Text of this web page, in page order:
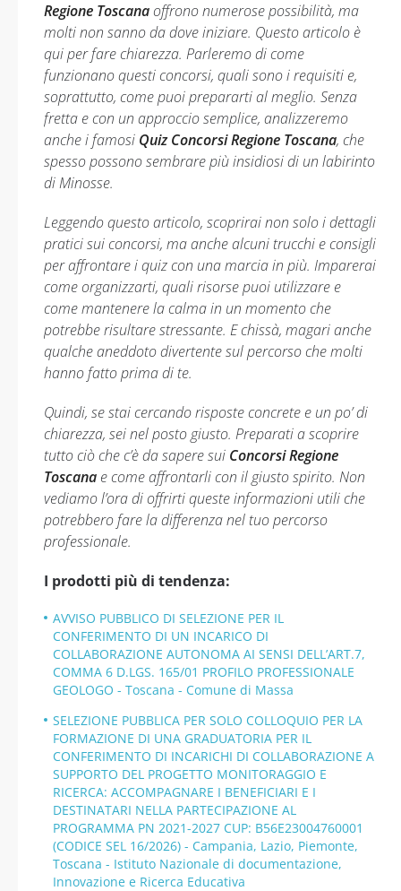
Regione Toscanaoffrono numerose possibilità, ma
molti non sanno da dove iniziare. Questo articolo è
qui per fare chiarezza. Parleremo di come
funzionano questi concorsi, quali sono i requisiti e,
soprattutto, come puoi prepararti al meglio. Senza
fretta e con un approccio semplice, analizzeremo
anche i famosi Quiz Concorsi Regione Toscana, che
spesso possono sembrare più insidiosi di un labirinto
di Minosse.
Leggendo questo articolo, scoprirai non solo i dettagli
pratici sui concorsi, ma anche alcuni trucchi e consigli
per affrontare i quiz con una marcia in più. Imparerai
come organizzarti, quali risorse puoi utilizzare e
come mantenere la calma in un momento che
potrebbe risultare stressante. E chissà, magari anche
qualche aneddoto divertente sul percorso che molti
hanno fatto prima di te.
Quindi, se stai cercando risposte concrete e un po’ di
chiarezza, sei nel posto giusto. Preparati a scoprire
tutto ciò che c’è da sapere sui Concorsi Regione
Toscana e come affrontarli con il giusto spirito. Non
vediamo l’ora di offrirti queste informazioni utili che
potrebbero fare la differenza nel tuo percorso
professionale.
I prodotti più di tendenza:
AVVISO PUBBLICO DI SELEZIONE PER IL
CONFERIMENTO DI UN INCARICO DI
COLLABORAZIONE AUTONOMA AI SENSI DELL’ART.7,
COMMA 6 D.LGS. 165/01 PROFILO PROFESSIONALE
GEOLOGO - Toscana - Comune di Massa
SELEZIONE PUBBLICA PER SOLO COLLOQUIO PER LA
FORMAZIONE DI UNA GRADUATORIA PER IL
CONFERIMENTO DI INCARICHI DI COLLABORAZIONE A
SUPPORTO DEL PROGETTO MONITORAGGIO E
RICERCA: ACCOMPAGNARE I BENEFICIARI E I
DESTINATARI NELLA PARTECIPAZIONE AL
PROGRAMMA PN 2021-2027 CUP: B56E23004760001
(CODICE SEL 16/2026) - Campania, Lazio, Piemonte,
Toscana - Istituto Nazionale di documentazione,
Innovazione e Ricerca Educativa